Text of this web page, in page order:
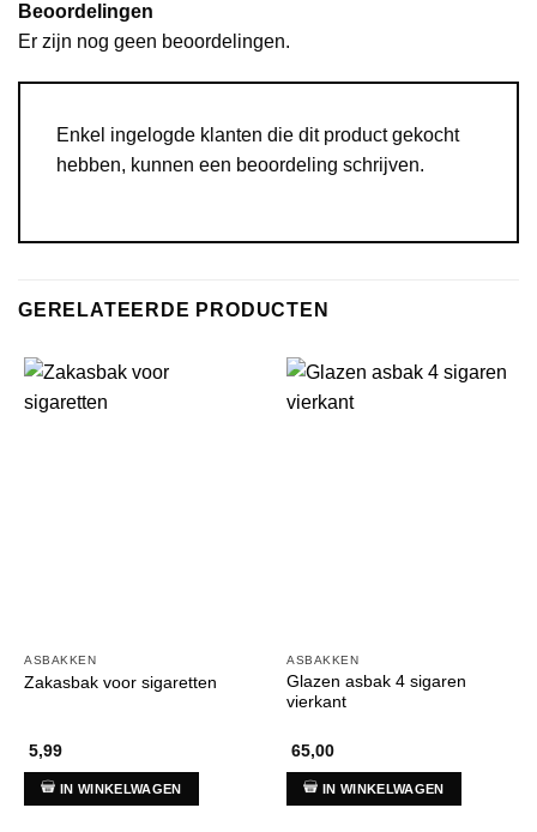
Beoordelingen
Er zijn nog geen beoordelingen.
Enkel ingelogde klanten die dit product gekocht
hebben, kunnen een beoordeling schrijven.
GERELATEERDE PRODUCTEN
ASBAKKEN
Zakasbak voor sigaretten
5,99
IN WINKELWAGEN
ASBAKKEN
Glazen asbak 4 sigaren
vierkant
65,00
IN WINKELWAGEN